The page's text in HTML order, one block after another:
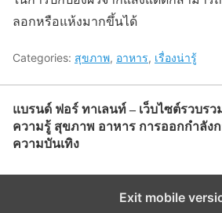
ลอกหรือแห้งมากขึ้นได้
Categories: สุขภาพ, อาหาร, เรื่องน่ารู้
แบรนด์ ฟอร์ ทาเลนท์ – เว็บไซต์รวบร
ความรู้ สุขภาพ อาหาร การออกกำลัง
ความบันเทิง
Exit mobile